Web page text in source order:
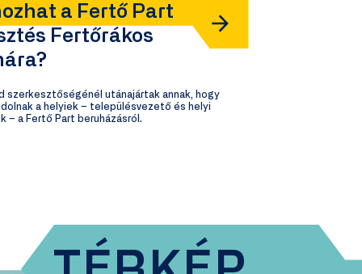
a Fertő Part
Fertőrákos
szerkesztőségénél utánajártak annak, hogy
a helyiek – településvezető és helyi
– a Fertő Part beruházásról.